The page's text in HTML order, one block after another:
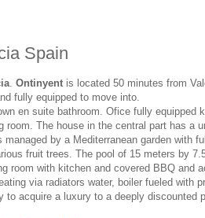
Spain
. Ontinyent is located 50 minutes from
fully equipped to move into.
en suite bathroom. Ofice fully equipped
The house in the central part has a
by a Mediterranean garden with
fruit trees. The pool of 15 meters by
room with kitchen and covered BBQ and
via radiators water, boiler fueled with
acquire a luxury to a deeply discounted